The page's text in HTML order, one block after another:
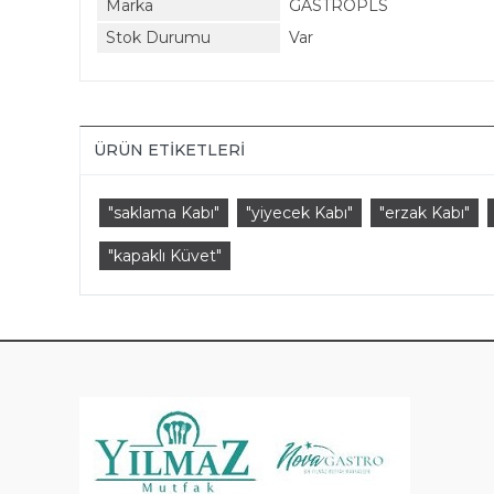
Marka
GASTROPLS
Stok Durumu
Var
ÜRÜN ETIKETLERI
"saklama Kabı" "yiyecek Kabı" "erzak Kabı"
"kapaklı Küvet"